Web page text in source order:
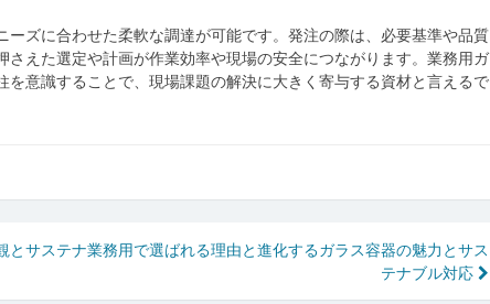
ズに合わせた柔軟な調達が可能です。発注の際は、必要基準や品質
えた選定や計画が作業効率や現場の安全につながります。業務用ガ
意識することで、現場課題の解決に大きく寄与する資材と言えるで
とサステナ業務用で選ばれる理由と進化するガラス容器の魅力とサス
テナブル対応